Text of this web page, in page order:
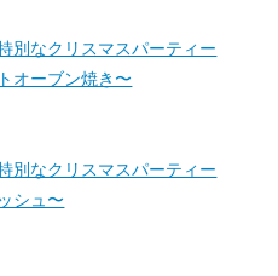
別なクリスマスパーティー
オーブン焼き〜
別なクリスマスパーティー
シュ〜